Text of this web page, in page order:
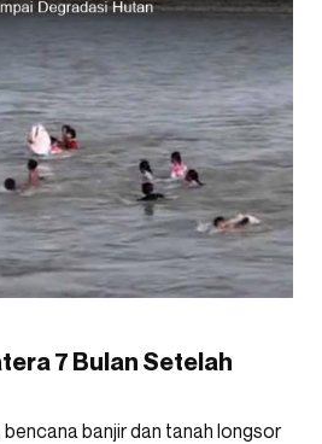
7 Bulan Setelah
banjir dan tanah longsor